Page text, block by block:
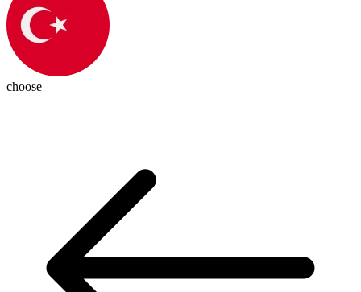
choose